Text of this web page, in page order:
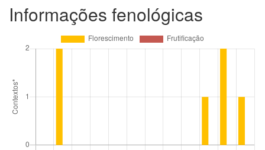
Informações fenológicas